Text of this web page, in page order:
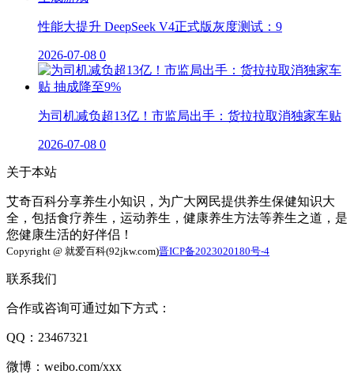
性能大提升 DeepSeek V4正式版灰度测试：9
2026-07-08 0
为司机减负超13亿！市监局出手：货拉拉取消独家车贴
2026-07-08 0
关于本站
艾奇百科分享养生小知识，为广大网民提供养生保健知识大
全，包括食疗养生，运动养生，健康养生方法等养生之道，是
您健康生活的好伴侣！
Copyright @ 就爱百科(92jkw.com)晋ICP备2023020180号-4
联系我们
合作或咨询可通过如下方式：
QQ：23467321
微博：weibo.com/xxx